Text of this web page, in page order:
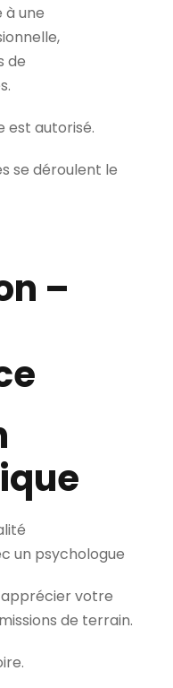
une
de
est autorisé.
se déroulent le
–
un psychologue
votre
de terrain.